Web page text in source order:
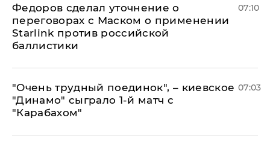
Федоров сделал уточнение о
переговорах с Маском о применении
Starlink против российской
баллистики
07:10
"Очень трудный поединок", – киевское
"Динамо" сыграло 1-й матч с
"Карабахом"
07:03